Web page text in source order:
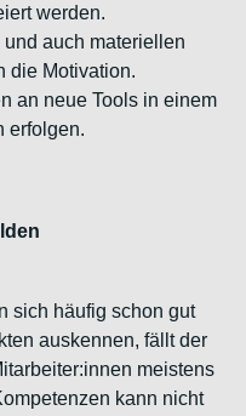
werden.
auch materiellen
die Motivation.
an neue Tools in einem
erfolgen.
sich häufig schon gut
auskennen, fällt der
meistens
kann nicht